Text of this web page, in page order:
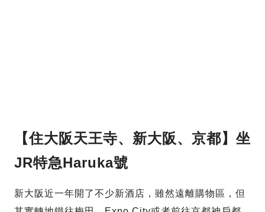
【住大阪天王寺、新大阪、京都】坐
JR特急Haruka號
新大阪近一年開了不少新酒店，雖然遠離購物區，但